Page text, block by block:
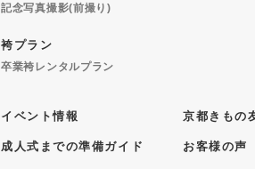
記念写真撮影(前撮り)
袴プラン
卒業袴レンタルプラン
イベント情報
成人式までの準備ガイド
京都きもの
お客様の声